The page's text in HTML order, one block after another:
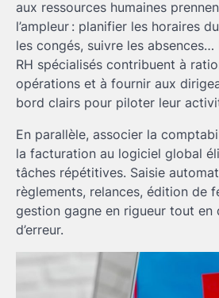
aux ressources humaines
l’ampleur : planifier les horaires
les congés, suivre les absences…
RH spécialisés contribuent à
opérations et à fournir aux
bord clairs pour piloter leur
En parallèle, associer la
la facturation au logiciel global
tâches répétitives. Saisie
règlements, relances, édition de
gestion gagne en rigueur tout en
d’erreur.